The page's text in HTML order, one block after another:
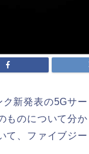
新発表の5Gサ
ものについて分か
て、ファイブジー